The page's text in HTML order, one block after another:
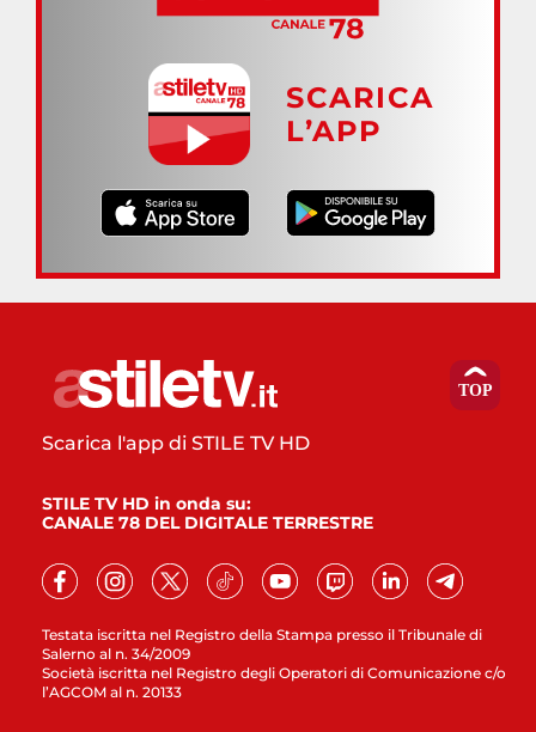
SCARICA
L’APP
Testata iscritta nel Registro della Stampa presso il Tribunale di
Salerno al n. 34/2009
Società iscritta nel Registro degli Operatori di Comunicazione c/o
l’AGCOM al n. 20133
Scarica l'app di STILE TV HD
STILE TV HD in onda su:
CANALE 78 DEL DIGITALE TERRESTRE